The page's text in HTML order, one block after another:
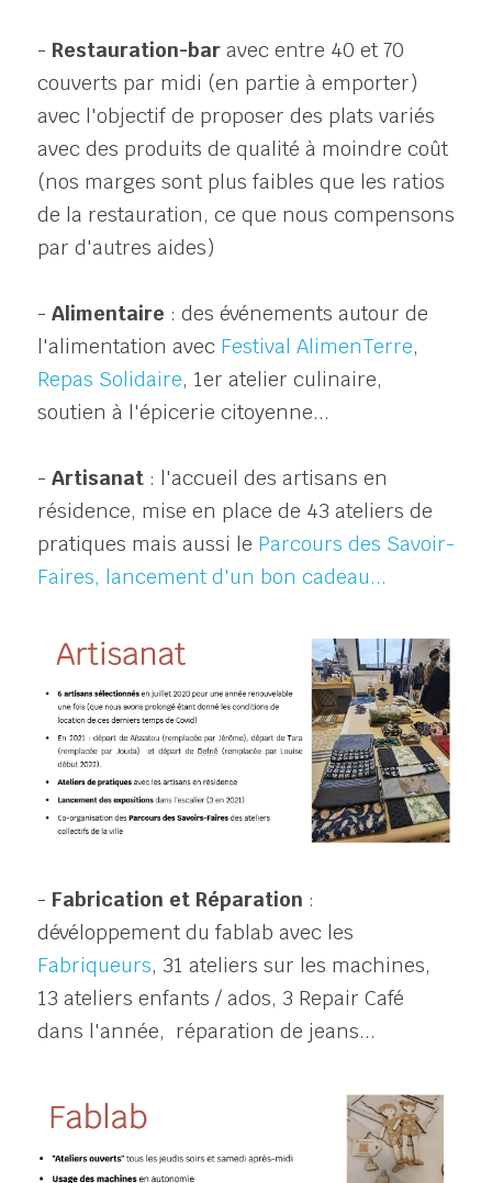
- Restauration-bar avec entre 40 et 70
couverts par midi (en partie à emporter)
avec l'objectif de proposer des plats variés
avec des produits de qualité à moindre coût
(nos marges sont plus faibles que les ratios
de la restauration, ce que nous compensons
par d'autres aides)
- Alimentaire : des événements autour de
l'alimentation avec Festival AlimenTerre
Repas Solidaire, 1er atelier culinaire,
soutien à l'épicerie citoyenne...
- Artisanat : l'accueil des artisans en
résidence, mise en place de 43 ateliers de
pratiques mais aussi le Parcours des Savoir-
Faires, lancement d'un bon cadeau...
- Fabrication et Réparation :
Fabriqueurs, 31 ateliers sur les machines,
13 ateliers enfants / ados, 3 Repair Café
dans l'année,  réparation de jeans...